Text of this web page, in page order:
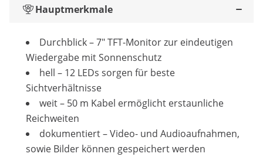
Hauptmerkmale
Durchblick – 7" TFT-Monitor zur eindeutigen
Wiedergabe mit Sonnenschutz
hell – 12 LEDs sorgen für beste
Sichtverhältnisse
weit – 50 m Kabel ermöglicht erstaunliche
Reichweiten
dokumentiert – Video- und Audioaufnahmen,
sowie Bilder können gespeichert werden